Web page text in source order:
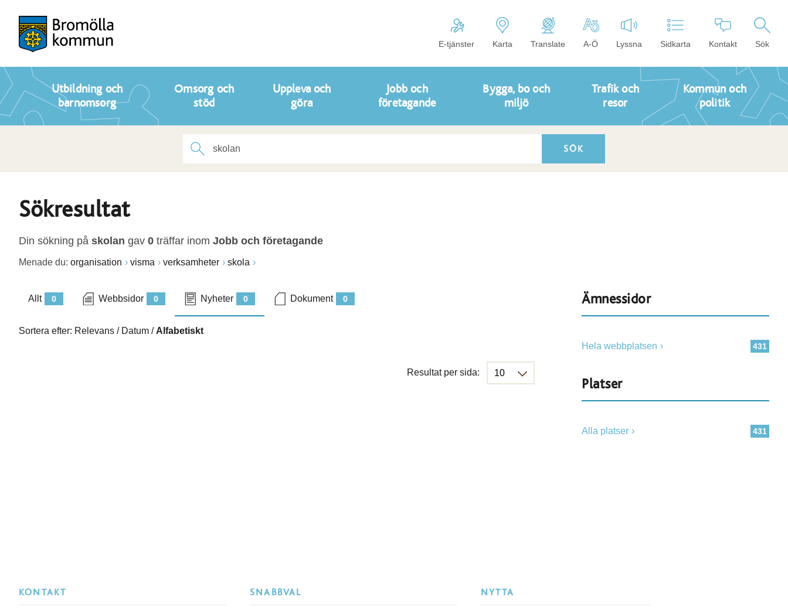
E-tjänster Karta Translate A-Ö Lyssna Sidkarta Kontakt Sök
Utbildning och
barnomsorg
Omsorg och
stöd
Uppleva och
göra
Jobb och
företagande
Bygga, bo och
miljö
Trafik och
resor
Kommun och
politik
Sökresultat
Din sökning på skolan gav 0 träffar inom Jobb och företagande
Menade du: organisation visma verksamheter skola
0
Allt 0
Webbsidor 0
Nyheter 0
Dokument
Sortera efter: Relevans / Datum / Alfabetiskt
Resultat per sida:
Ämnessidor
431
Hela webbplatsen
Platser
431
Alla platser
KONTAKT SNABBVAL NYTTA